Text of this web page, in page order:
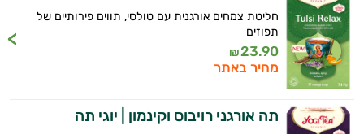
חליטת צמחים אורגנית עם טולסי, תווים פירותיים של
תפוזים
23.90
₪
מחיר באתר
תה אורגני רויבוס וקינמון | יוגי תה